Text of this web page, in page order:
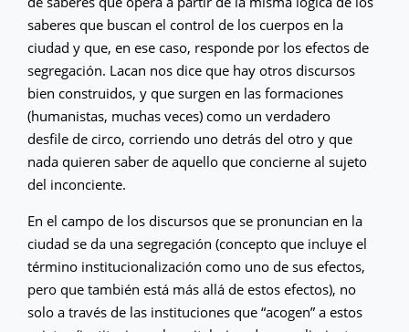
saberes que buscan el control de los cuerpos en la
ciudad y que, en ese caso, responde por los efectos de
segregación. Lacan nos dice que hay otros discursos
bien construidos, y que surgen en las formaciones
(humanistas, muchas veces) como un verdadero
desfile de circo, corriendo uno detrás del otro y que
nada quieren saber de aquello que concierne al sujeto
del inconciente.
En el campo de los discursos que se pronuncian en la
ciudad se da una segregación (concepto que incluye el
término institucionalización como uno de sus efectos,
pero que también está más allá de estos efectos), no
solo a través de las instituciones que “acogen” a estos